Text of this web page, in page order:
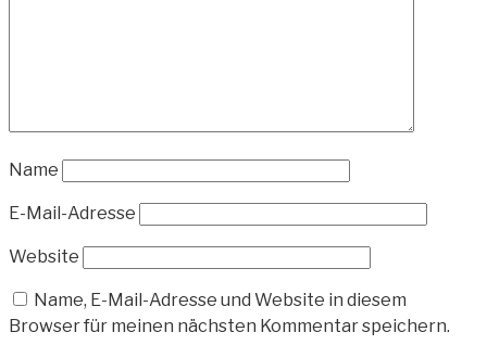
Name
E-Mail-Adresse
Website
Name, E-Mail-Adresse und Website in diesem
Browser für meinen nächsten Kommentar speichern.